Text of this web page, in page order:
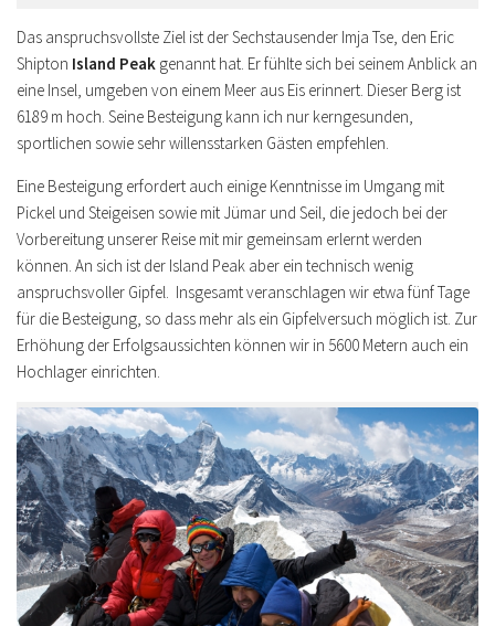
Das anspruchsvollste Ziel ist der Sechstausender Imja Tse, den Eric
Shipton Island Peak genannt hat. Er fühlte sich bei seinem Anblick an
eine Insel, umgeben von einem Meer aus Eis erinnert. Dieser Berg ist
6189 m hoch. Seine Besteigung kann ich nur kerngesunden,
sportlichen sowie sehr willensstarken Gästen empfehlen.
Eine Besteigung erfordert auch einige Kenntnisse im Umgang mit
Pickel und Steigeisen sowie mit Jümar und Seil, die jedoch bei der
Vorbereitung unserer Reise mit mir gemeinsam erlernt werden
können. An sich ist der Island Peak aber ein technisch wenig
anspruchsvoller Gipfel. Insgesamt veranschlagen wir etwa fünf Tage
für die Besteigung, so dass mehr als ein Gipfelversuch möglich ist. Zur
Erhöhung der Erfolgsaussichten können wir in 5600 Metern auch ein
Hochlager einrichten.